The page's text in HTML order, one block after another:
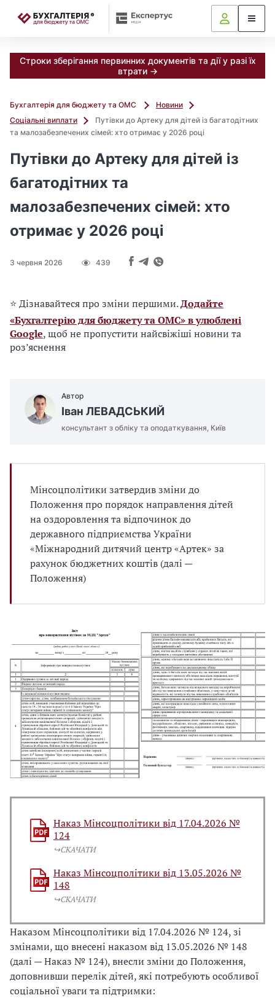
Строки зберігання первинних документів та дії у разі їх
втрати →
Бухгалтерія для бюджету та ОМС
Новини
Соціальні виплати
Путівки до Артеку для дітей із багатодітних
та малозабезпечених сімей: хто отримає у 2026 році
Путівки до Артеку для дітей із
багатодітних та
малозабезпечених сімей: хто
отримає у 2026 році
3 червня 2026 439
⭐ Дізнавайтеся про зміни першими.Додайте
«Бухгалтерію для бюджету та ОМС» в улюблені
Google, щоб не пропустити найсвіжіші новини та
роз’яснення
Автор
Іван ЛЕВАДСЬКИЙ
консультант з обліку та оподаткування, Київ
Мінсоцполітики затвердив зміни до
Положення про порядок направлення дітей
на оздоровлення та відпочинок до
державного підприємства України
«Міжнародний дитячий центр «Артек» за
рахунок бюджетних коштів (далі —
Положення)
Наказ Мінсоцполітики від 17.04.2026 №
124
↪️СКАЧАТИ
Наказ Мінсоцполітики від 13.05.2026 №
148
↪️СКАЧАТИ
Наказом Мінсоцполітики від 17.04.2026 № 124, зі
змінами, що внесені наказом від 13.05.2026 № 148
(далі — Наказ № 124), внесли зміни до Положення,
доповнивши перелік дітей, які потребують особливої
соціальної уваги та підтримки: